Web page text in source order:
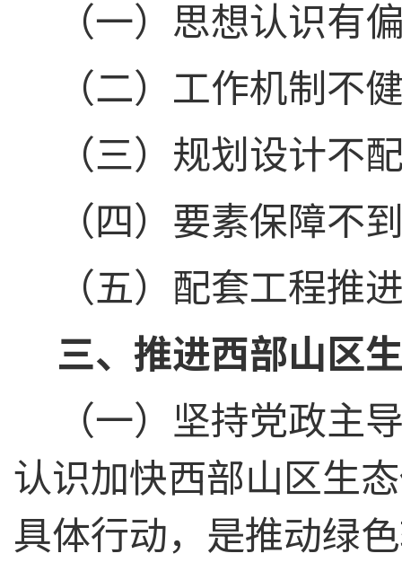
（一）思想认识有
（二）工作机制不
（三）规划设计不
（四）要素保障不
（五）配套工程推
三、推进西部山区
（一）坚持党政主
认识加快西部山区生
具体行动，是推动绿